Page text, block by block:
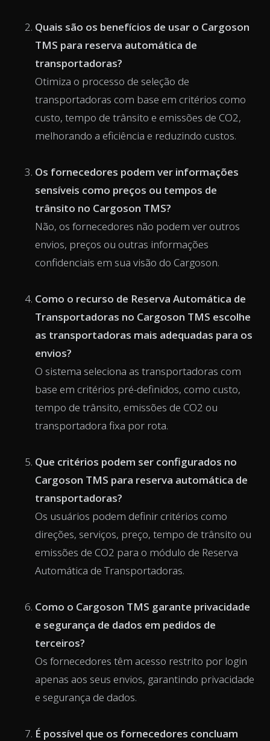
Quais são os benefícios de usar o Cargoson
TMS para reserva automática de
transportadoras?
Otimiza o processo de seleção de
transportadoras com base em critérios como
custo, tempo de trânsito e emissões de CO2,
melhorando a eficiência e reduzindo custos.
Os fornecedores podem ver informações
sensíveis como preços ou tempos de
trânsito no Cargoson TMS?
Não, os fornecedores não podem ver outros
envios, preços ou outras informações
confidenciais em sua visão do Cargoson.
Como o recurso de Reserva Automática de
Transportadoras no Cargoson TMS escolhe
as transportadoras mais adequadas para os
envios?
O sistema seleciona as transportadoras com
base em critérios pré-definidos, como custo,
tempo de trânsito, emissões de CO2 ou
transportadora fixa por rota.
Que critérios podem ser configurados no
Cargoson TMS para reserva automática de
transportadoras?
Os usuários podem definir critérios como
direções, serviços, preço, tempo de trânsito ou
emissões de CO2 para o módulo de Reserva
Automática de Transportadoras.
Como o Cargoson TMS garante privacidade
e segurança de dados em pedidos de
terceiros?
Os fornecedores têm acesso restrito por login
apenas aos seus envios, garantindo privacidade
e segurança de dados.
É possível que os fornecedores concluam